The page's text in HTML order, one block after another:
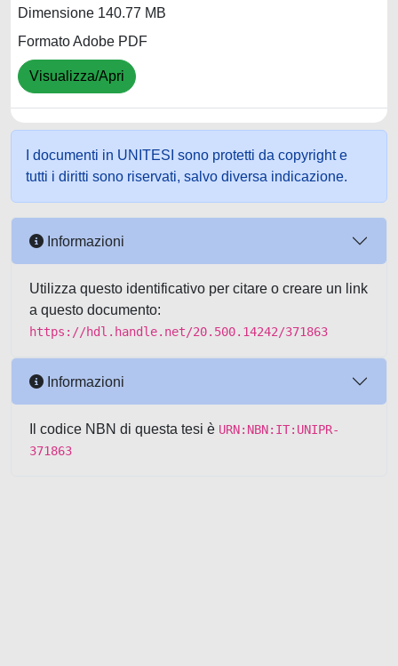
Dimensione 140.77 MB
Formato Adobe PDF
Visualizza/Apri
I documenti in UNITESI sono protetti da copyright e
tutti i diritti sono riservati, salvo diversa indicazione.
Informazioni
Utilizza questo identificativo per citare o creare un link
a questo documento:
https://hdl.handle.net/20.500.14242/371863
Informazioni
Il codice NBN di questa tesi è URN:NBN:IT:UNIPR-
371863